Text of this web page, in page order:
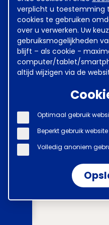
verplicht u toestemming
cookies te gebruiken
over u verwerken. Uw
gebruiksmogelijkheden
blijft – als cookie -
computer/tablet/
altijd wijzigen via de
Optimaal gebruik
Beperkt gebruik website
Volledig anoniem
Omgeving
Heineken
Metaal en
Disclaimer
070 850 86 00